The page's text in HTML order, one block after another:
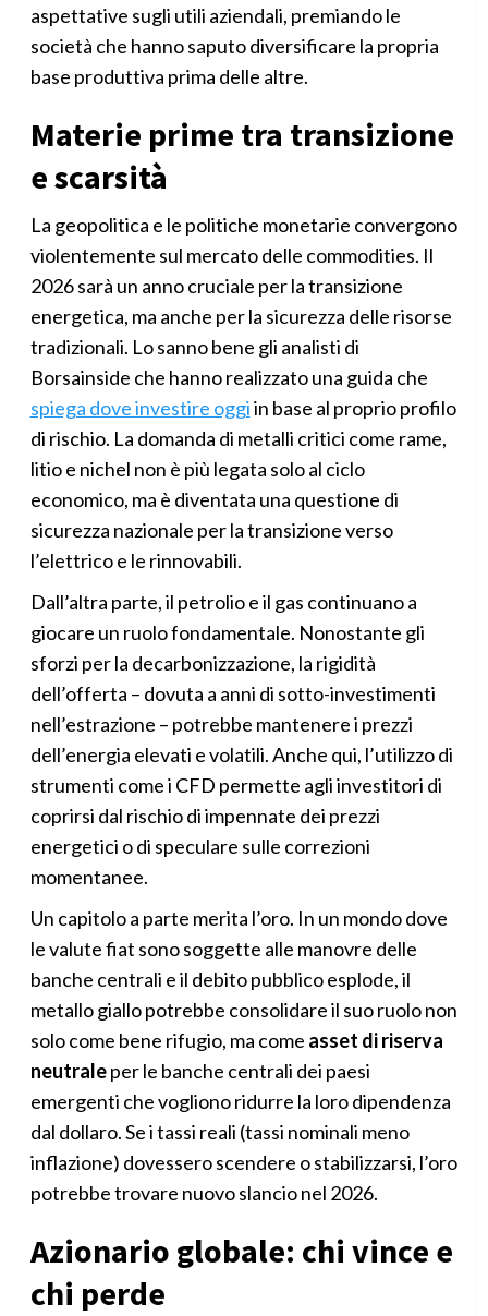
aspettative sugli utili aziendali, premiando le
società che hanno saputo diversificare la propria
base produttiva prima delle altre.
Materie prime tra transizione
e scarsità
La geopolitica e le politiche monetarie convergono
violentemente sul mercato delle commodities. Il
2026 sarà un anno cruciale per la transizione
energetica, ma anche per la sicurezza delle risorse
tradizionali. Lo sanno bene gli analisti di
Borsainside che hanno realizzato una guida che
spiega dove investire oggiin base al proprio profilo
di rischio. La domanda di metalli critici come rame,
litio e nichel non è più legata solo al ciclo
economico, ma è diventata una questione di
sicurezza nazionale per la transizione verso
l’elettrico e le rinnovabili.
Dall’altra parte, il petrolio e il gas continuano a
giocare un ruolo fondamentale. Nonostante gli
sforzi per la decarbonizzazione, la rigidità
dell’offerta – dovuta a anni di sotto-investimenti
nell’estrazione – potrebbe mantenere i prezzi
dell’energia elevati e volatili. Anche qui, l’utilizzo di
strumenti come i CFD permette agli investitori di
coprirsi dal rischio di impennate dei prezzi
energetici o di speculare sulle correzioni
momentanee.
Un capitolo a parte merita l’oro. In un mondo dove
le valute fiat sono soggette alle manovre delle
banche centrali e il debito pubblico esplode, il
metallo giallo potrebbe consolidare il suo ruolo non
solo come bene rifugio, ma come asset di riserva
neutraleper le banche centrali dei paesi
emergenti che vogliono ridurre la loro dipendenza
dal dollaro. Se i tassi reali (tassi nominali meno
inflazione) dovessero scendere o stabilizzarsi, l’oro
potrebbe trovare nuovo slancio nel 2026.
Azionario globale: chi vince e
chi perde